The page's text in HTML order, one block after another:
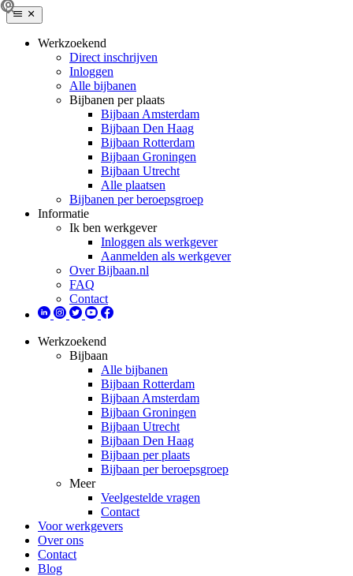
Werkzoekend
Direct inschrijven
Inloggen
Alle bijbanen
Bijbanen per plaats
Bijbaan Amsterdam
Bijbaan Den Haag
Bijbaan Rotterdam
Bijbaan Groningen
Bijbaan Utrecht
Alle plaatsen
Bijbanen per beroepsgroep
Informatie
Ik ben werkgever
Inloggen als werkgever
Aanmelden als werkgever
Over Bijbaan.nl
FAQ
Contact
Werkzoekend
Bijbaan
Alle bijbanen
Bijbaan Rotterdam
Bijbaan Amsterdam
Bijbaan Groningen
Bijbaan Utrecht
Bijbaan Den Haag
Bijbaan per plaats
Bijbaan per beroepsgroep
Meer
Veelgestelde vragen
Contact
Voor werkgevers
Over ons
Contact
Blog